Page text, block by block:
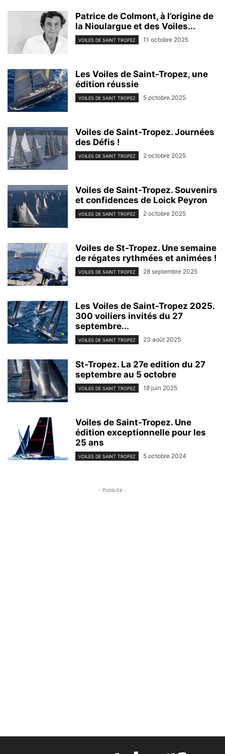
Patrice de Colmont, à l’origine de
la Nioulargue et des Voiles...
VOILES DE SAINT TROPEZ 11 octobre 2025
Les Voiles de Saint-Tropez, une
édition réussie
VOILES DE SAINT TROPEZ 5 octobre 2025
Voiles de Saint-Tropez. Journées
des Défis !
VOILES DE SAINT TROPEZ 2 octobre 2025
Voiles de Saint-Tropez. Souvenirs
et confidences de Loick Peyron
VOILES DE SAINT TROPEZ 2 octobre 2025
Voiles de St-Tropez. Une semaine
de régates rythmées et animées !
VOILES DE SAINT TROPEZ 28 septembre 2025
Les Voiles de Saint-Tropez 2025.
300 voiliers invités du 27
septembre...
VOILES DE SAINT TROPEZ 23 août 2025
St-Tropez. La 27e edition du 27
septembre au 5 octobre
VOILES DE SAINT TROPEZ 18 juin 2025
Voiles de Saint-Tropez. Une
édition exceptionnelle pour les
25 ans
VOILES DE SAINT TROPEZ 5 octobre 2024
- Publicité -